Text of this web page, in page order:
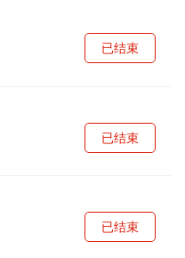
已结束
已结束
已结束